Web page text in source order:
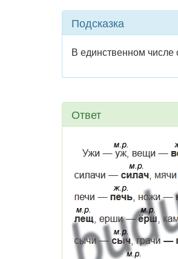
Подсказка
В единственном числе
Ответ